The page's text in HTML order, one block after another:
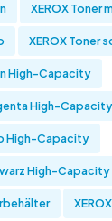
XEROX Toner
XEROX Toner
High-Capacity
High-Capacity
High-Capacity
High-Capacity